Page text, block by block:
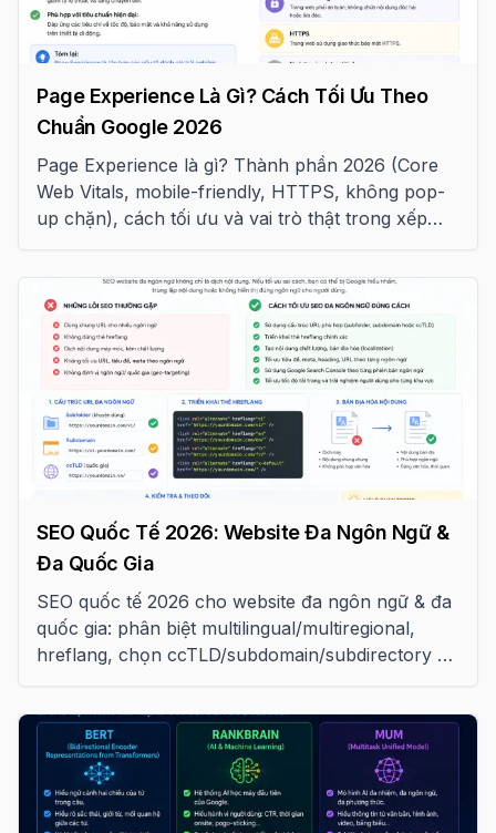
Page Experience Là Gì? Cách Tối Ưu Theo
Chuẩn Google 2026
Page Experience là gì? Thành phần 2026 (Core
Web Vitals, mobile-friendly, HTTPS, không pop-
up chặn), cách tối ưu và vai trò thật trong xếp
SEO Quốc Tế 2026: Website Đa Ngôn Ngữ &
Đa Quốc Gia
SEO quốc tế 2026 cho website đa ngôn ngữ & đa
quốc gia: phân biệt multilingual/multiregional,
hreflang, chọn ccTLD/subdomain/subdirectory và